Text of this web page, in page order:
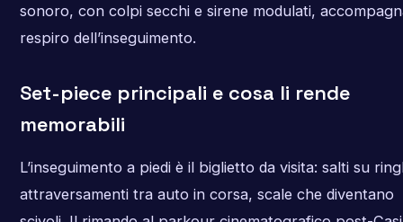
sonoro, con colpi secchi e sirene modulati,
respiro dell’inseguimento.
Set-piece principali e cosa li rende
memorabili
L’inseguimento a piedi è il biglietto da visita: salti su
attraversamenti tra auto in corsa, scale che diventano